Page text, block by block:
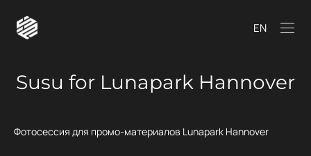
EN
Susu for Lunapark Hannover
Фотосессия для промо-материалов Lunapark Hannover